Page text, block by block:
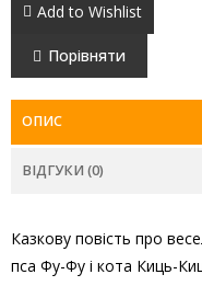
Add to Wishlist
Порівняти
ОПИС
ВІДГУКИ (0)
Казкову повість про
пса Фу-Фу і кота Киць-